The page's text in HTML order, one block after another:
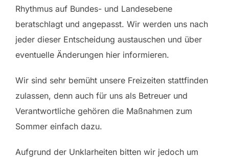
Rhythmus auf Bundes- und Landesebene
beratschlagt und angepasst. Wir werden uns nach
jeder dieser Entscheidung austauschen und über
eventuelle Änderungen hier informieren.
Wir sind sehr bemüht unsere Freizeiten stattfinden
zulassen, denn auch für uns als Betreuer und
Verantwortliche gehören die Maßnahmen zum
Sommer einfach dazu.
Aufgrund der Unklarheiten bitten wir jedoch um